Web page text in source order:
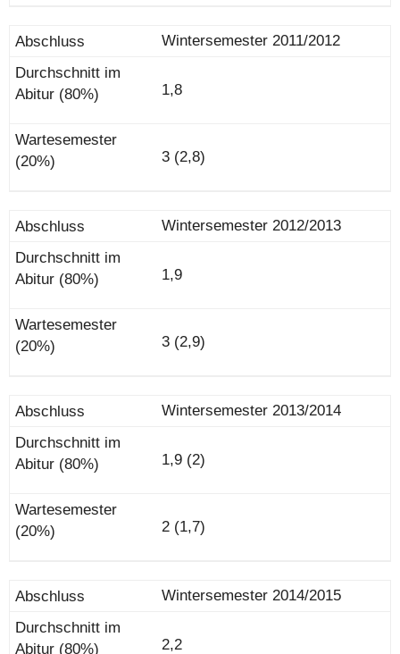
Wintersemester 2011/2012
1,8
3 (2,8)
Wintersemester 2012/2013
1,9
3 (2,9)
Wintersemester 2013/2014
1,9 (2)
2 (1,7)
Wintersemester 2014/2015
2,2